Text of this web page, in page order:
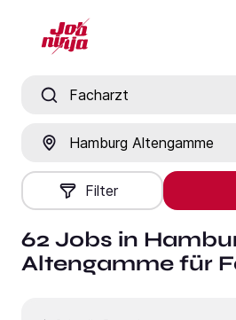
Filter
62 Jobs in
Altengamme für